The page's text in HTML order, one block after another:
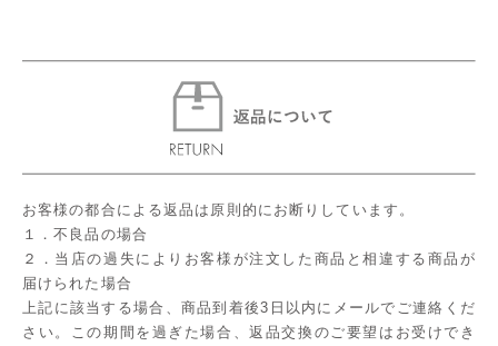
お客様の都合による返品は原則的にお断りしています。
１．不良品の場合
２．当店の過失によりお客様が注文した商品と相違する商品が
届けられた場合
上記に該当する場合、商品到着後3日以内にメールでご連絡くだ
さい。この期間を過ぎた場合、返品交換のご要望はお受けでき